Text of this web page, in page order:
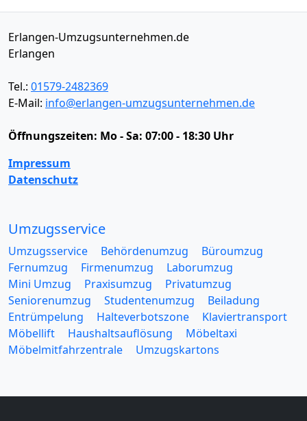
Erlangen-Umzugsunternehmen.de
Erlangen
Tel.: 01579-2482369
E-Mail: info@erlangen-umzugsunternehmen.de
Öffnungszeiten: Mo - Sa: 07:00 - 18:30 Uhr
Impressum
Datenschutz
Umzugsservice
Umzugsservice Behördenumzug
Büroumzug
Fernumzug
Firmenumzug
Laborumzug
Mini Umzug
Praxisumzug
Privatumzug
Seniorenumzug
Studentenumzug
Beiladung
Entrümpelung
Halteverbotszone
Klaviertransport
Möbellift
Haushaltsauflösung
Möbeltaxi
Möbelmitfahrzentrale
Umzugskartons